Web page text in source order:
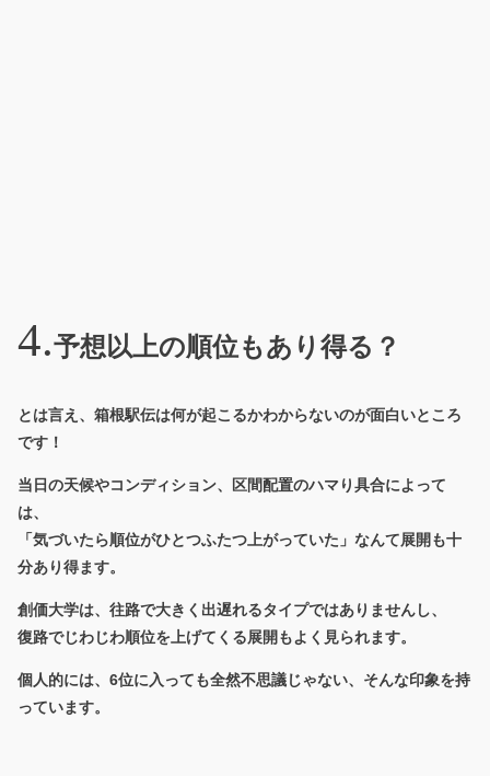
予想以上の順位もあり得る？
とは言え、箱根駅伝は何が起こるかわからないのが面白いところ
です！
当日の天候やコンディション、区間配置のハマり具合によって
は、
「気づいたら順位がひとつふたつ上がっていた」なんて展開も十
分あり得ます。
創価大学は、往路で大きく出遅れるタイプではありませんし、
復路でじわじわ順位を上げてくる展開もよく見られます。
個人的には、 6位に入っても全然不思議じゃない、そんな印象を持
っています。